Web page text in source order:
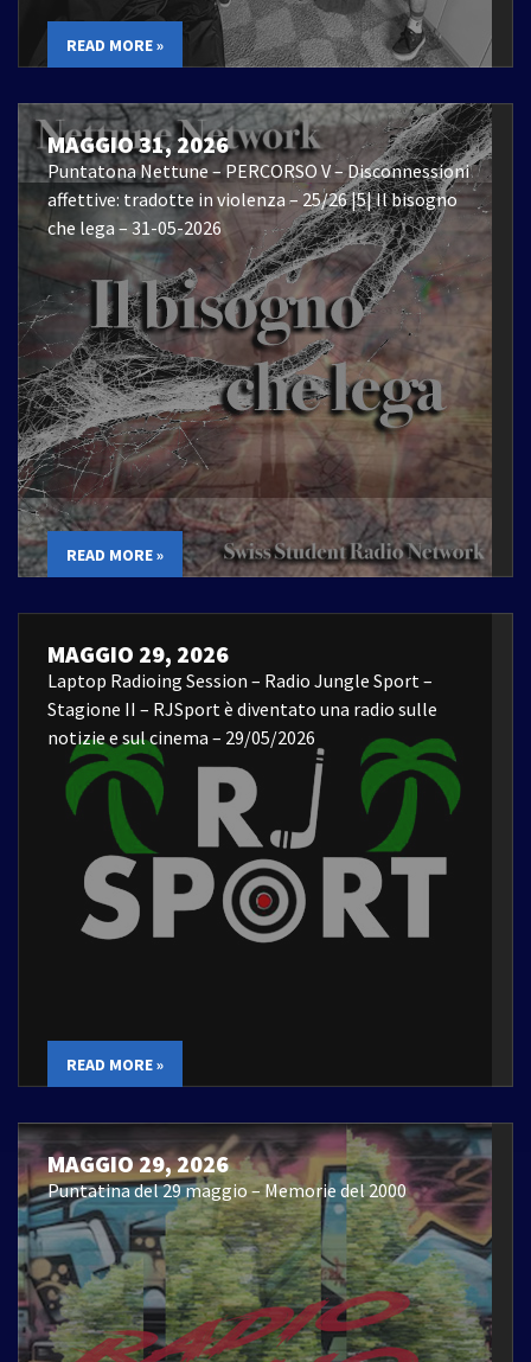
READ MORE »
MAGGIO 31, 2026
Puntatona Nettune – PERCORSO V – Disconnessioni
affettive: tradotte in violenza – 25/26 |5| Il bisogno
che lega – 31-05-2026
READ MORE »
MAGGIO 29, 2026
Laptop Radioing Session – Radio Jungle Sport –
Stagione II – RJSport è diventato una radio sulle
notizie e sul cinema – 29/05/2026
READ MORE »
MAGGIO 29, 2026
Puntatina del 29 maggio – Memorie del 2000